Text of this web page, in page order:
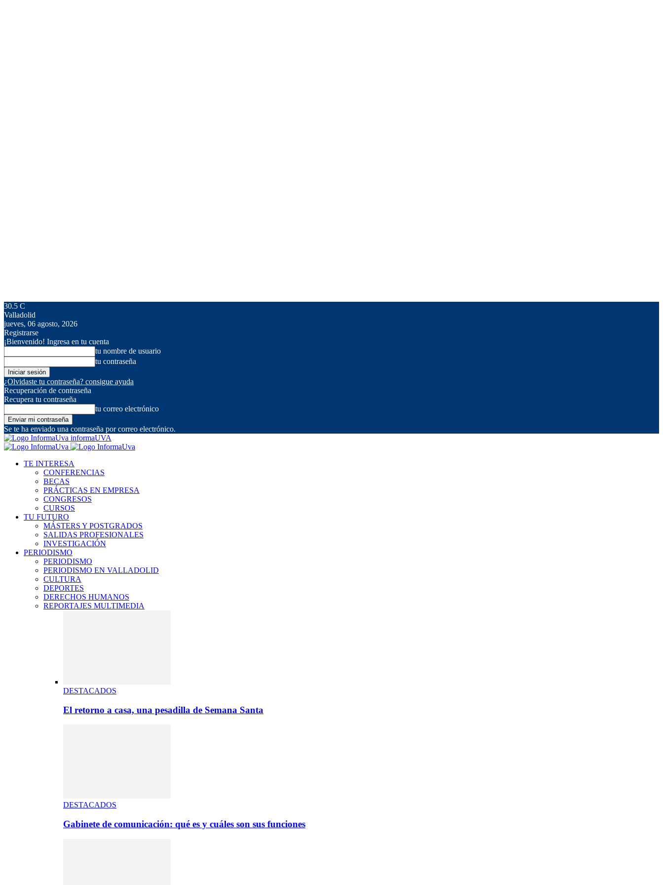
30.5 C
Valladolid
jueves, 06 agosto, 2026
Registrarse
¡Bienvenido! Ingresa en tu cuenta
tu nombre de usuario
tu contraseña
¿Olvidaste tu contraseña? consigue ayuda
Recuperación de contraseña
Recupera tu contraseña
tu correo electrónico
Se te ha enviado una contraseña por correo electrónico.
informaUVA
TE INTERESA
CONFERENCIAS
BECAS
PRÁCTICAS EN EMPRESA
CONGRESOS
CURSOS
TU FUTURO
MÁSTERS Y POSTGRADOS
SALIDAS PROFESIONALES
INVESTIGACIÓN
PERIODISMO
PERIODISMO
PERIODISMO EN VALLADOLID
CULTURA
DEPORTES
DERECHOS HUMANOS
REPORTAJES MULTIMEDIA
DESTACADOS
El retorno a casa, una pesadilla de Semana Santa
DESTACADOS
Gabinete de comunicación: qué es y cuáles son sus funciones